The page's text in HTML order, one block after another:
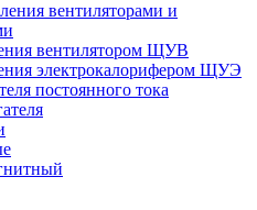
вентиляторами и
вентилятором ЩУВ
электрокалорифером ЩУЭ
постоянного тока